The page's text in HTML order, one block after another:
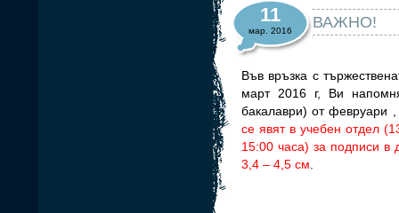
ВАЖНО!
11
мар. 2016
Във връзка с
март 2016 г, Ви
бакалаври) от февруари
се явят в учебен отдел
15:00 часа) за подписи в
3,4 – 4,5 см